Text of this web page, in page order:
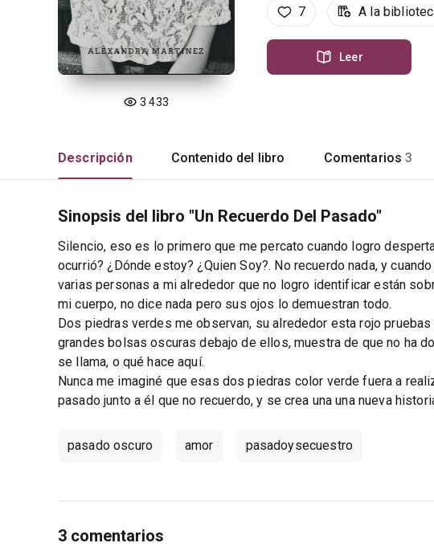
3 433
7 A la
Leer
Descripción Contenido del libro Comentarios 3
Sinopsis del libro "Un Recuerdo Del Pasado"
Silencio, eso es lo primero que me percato cuando logro
ocurrió? ¿Dónde estoy? ¿Quien Soy?. No recuerdo nada, y
varias personas a mi alrededor que no logro identificar están
mi cuerpo, no dice nada pero sus ojos lo demuestran todo.
Dos piedras verdes me observan, su alrededor esta rojo
grandes bolsas oscuras debajo de ellos, muestra de que no ha
se llama, o qué hace aquí.
Nunca me imaginé que esas dos piedras color verde fuera a
pasado junto a él que no recuerdo, y se crea una una nueva
pasado oscuro amor pasadoysecuestro
3 comentarios